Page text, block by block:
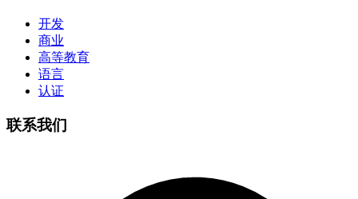
开发
商业
高等教育
语言
认证
联系我们